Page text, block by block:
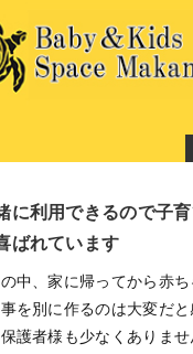
に利用できるので子
ばれています
中、家に帰ってから赤ち
を別に作るのは大変だと
護者様も少なくありませ